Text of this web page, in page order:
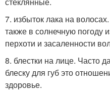
7. избыток лака на
также в солнечную погоду
перхоти и засаленности
8. блестки на лице. Часто
блеску для губ это
здоровье.